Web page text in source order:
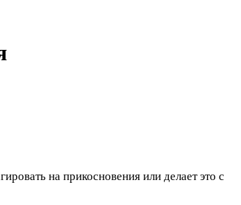
на прикосновения или делает это с